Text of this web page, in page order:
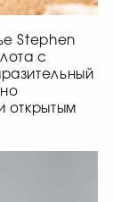
Stephen
с
открытым